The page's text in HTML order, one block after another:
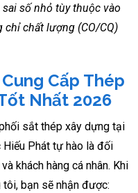
số nhỏ tùy thuộc vào
chỉ chất lượng (CO/CQ)
Cấp Thép
Nhất 2026
sắt thép xây dựng tại
Hiếu Phát tự hào là đối
khách hàng cá nhân. Khi
tôi, bạn sẽ nhận được: